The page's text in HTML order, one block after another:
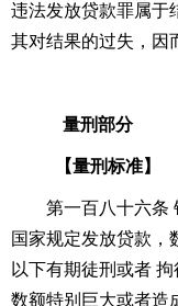
违法发放贷款罪属于
其对结果的过失，因
量刑部分
【量刑标准】
第一百八十六条
国家规定发放贷款，
以下有期徒刑或者
数额特别巨大或者造